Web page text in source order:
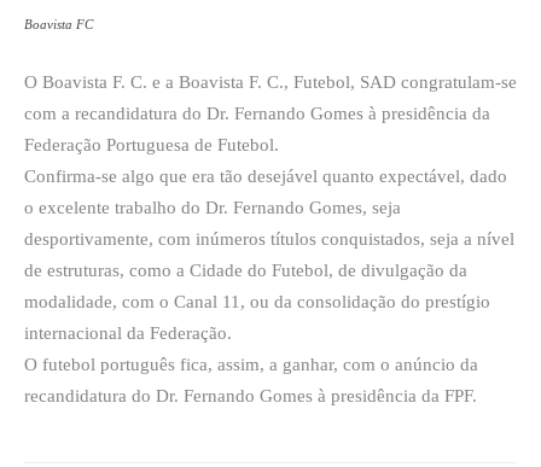
Boavista FC
O Boavista F. C. e a Boavista F. C., Futebol, SAD congratulam-se
com a recandidatura do Dr. Fernando Gomes à presidência da
Federação Portuguesa de Futebol.
Confirma-se algo que era tão desejável quanto expectável, dado
o excelente trabalho do Dr. Fernando Gomes, seja
desportivamente, com inúmeros títulos conquistados, seja a nível
de estruturas, como a Cidade do Futebol, de divulgação da
modalidade, com o Canal 11, ou da consolidação do prestígio
internacional da Federação.
O futebol português fica, assim, a ganhar, com o anúncio da
recandidatura do Dr. Fernando Gomes à presidência da FPF.